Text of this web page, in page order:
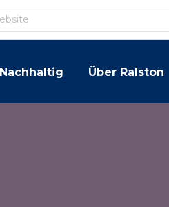
Nachhaltig Über Ralston